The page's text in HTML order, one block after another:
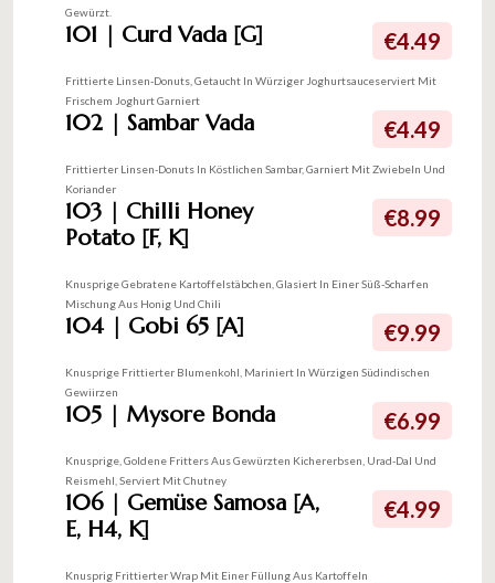
Gewürzt.
101 | Curd Vada [G] €4.49
Frittierte Linsen-Donuts, Getaucht In Würziger Joghurtsauceserviert Mit
Frischem Joghurt Garniert
102 | Sambar Vada €4.49
Frittierter Linsen-Donuts In Köstlichen Sambar, Garniert Mit Zwiebeln Und
Koriander
103 | Chilli Honey
Potato [F, K]
€8.99
Knusprige Gebratene Kartoffelstäbchen, Glasiert In Einer Süß-Scharfen
Mischung Aus Honig Und Chili
104 | Gobi 65 [A] €9.99
Knusprige Frittierter Blumenkohl, Mariniert In Würzigen Südindischen
Gewiirzen
105 | Mysore Bonda €6.99
Knusprige, Goldene Fritters Aus Gewürzten Kichererbsen, Urad-Dal Und
Reismehl, Serviert Mit Chutney
106 | Gemüse Samosa [A,
E, H4, K]
€4.99
Knusprig Frittierter Wrap Mit Einer Füllung Aus Kartoffeln